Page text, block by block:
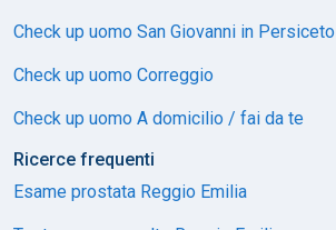
Check up uomo San Giovanni in Persiceto
Check up uomo Correggio
Check up uomo A domicilio / fai da te
Ricerce frequenti
Esame prostata Reggio Emilia